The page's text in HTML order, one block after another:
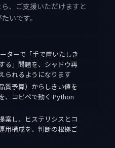
、ご支援いただけますと
いです。
ターで「手で置いたしき
る」問題を、シャドウ再
られるようになります
質予算）からしきい値を
、コピペで動く Python
案し、ヒステリシスとコ
用構成を、判断の根拠ご